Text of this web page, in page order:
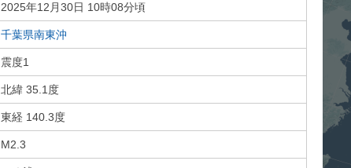
2025年12月30日 10時08分頃
千葉県南東沖
震度1
北緯 35.1度
東経 140.3度
M2.3